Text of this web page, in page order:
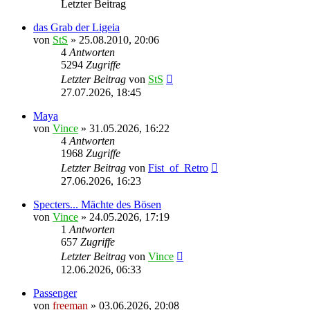
Letzter Beitrag
das Grab der Ligeia
von StS » 25.08.2010, 20:06
4 Antworten
5294 Zugriffe
Letzter Beitrag von StS
27.07.2026, 18:45
Maya
von Vince » 31.05.2026, 16:22
4 Antworten
1968 Zugriffe
Letzter Beitrag von Fist_of_Retro
27.06.2026, 16:23
Specters... Mächte des Bösen
von Vince » 24.05.2026, 17:19
1 Antworten
657 Zugriffe
Letzter Beitrag von Vince
12.06.2026, 06:33
Passenger
von freeman » 03.06.2026, 20:08